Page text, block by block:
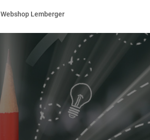
Webshop Lemberger